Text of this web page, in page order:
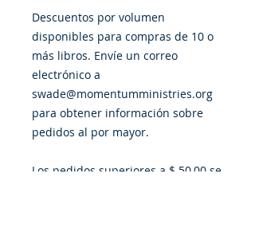
Descuentos por volumen
disponibles para compras de 10 o
más libros. Envíe un correo
electrónico a
swade@momentumministries.org
para obtener información sobre
pedidos al por mayor.
Los pedidos superiores a $ 50,00 se